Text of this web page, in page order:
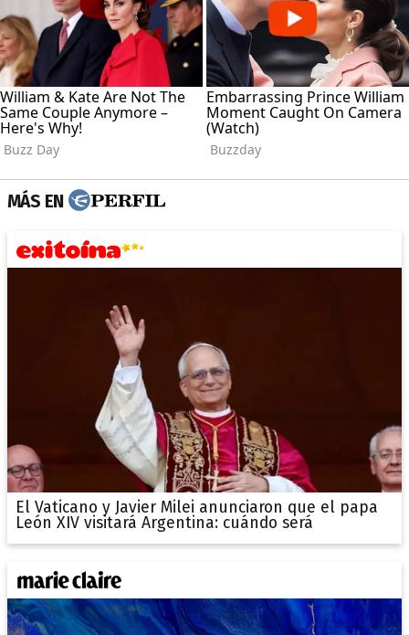
MÁS EN
El Vaticano y Javier Milei anunciaron que el papa
León XIV visitará Argentina: cuándo será